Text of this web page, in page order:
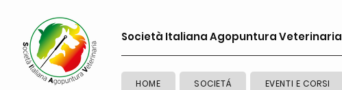
Società Italiana Agopuntura Veterinaria
HOME SOCIETÁ EVENTI E CORSI